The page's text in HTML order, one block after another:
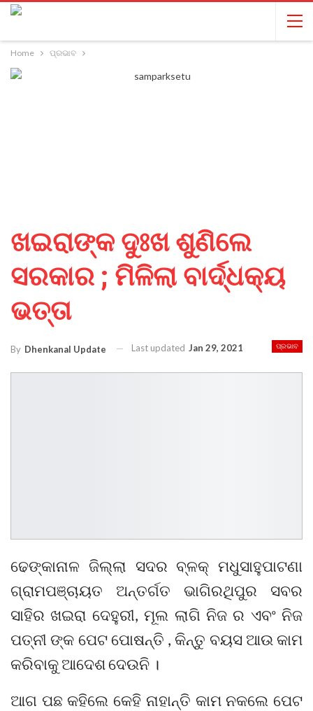
Home ପ୍ରଭାବ
ଖଇରାଙ୍କ ଦୁଃଖ ଶୁଣିଲେ
ସରକାର ; ମିଳିଲା ବାର୍ଦ୍ଧକ୍ୟ
ଭତ୍ତା
ପ୍ରଭାବ
By Dhenkanal Update Last updated Jan 29, 2021
ଢେଙ୍କାନାଳ ଜିଲ୍ଲା ସଦର ବ୍ଳକ୍ ମଧୁସାହୁପାଟଣା
ଗ୍ରାମପଞ୍ଚାୟତ ଅନ୍ତର୍ଗତ ଭାଗିରଥିପୁର ସବର
ସାହିର ଖଇରା ଦେହୁରୀ, ମୂଲ ଲାଗି ନିଜ ର ଏବଂ ନିଜ
ପତ୍ନୀ ଙ୍କ ପେଟ ପୋଷନ୍ତି , କିନ୍ତୁ ବୟସ ଆଉ କାମ
କରିବାକୁ ଆଦେଶ ଦେଉନି ।
ଆଗ ପଛ କହିଲେ କେହି ନାହାନ୍ତି କାମ ନକଲେ ପେଟ